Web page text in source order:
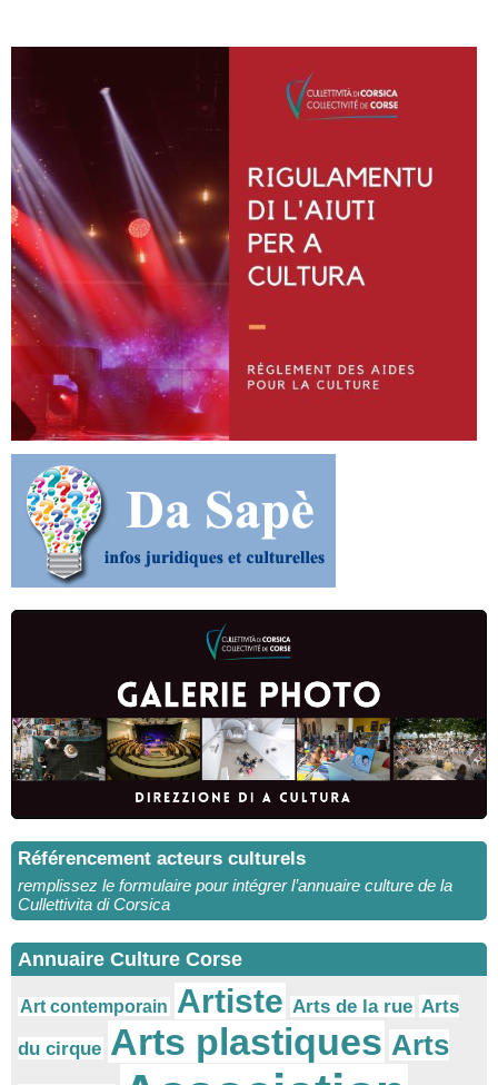
Référencement acteurs culturels
remplissez le formulaire pour intégrer l’annuaire culture de la
Cullettivita di Corsica
Annuaire Culture Corse
Art contemporain Artiste Arts de la rue Arts
du cirque Arts plastiques Arts